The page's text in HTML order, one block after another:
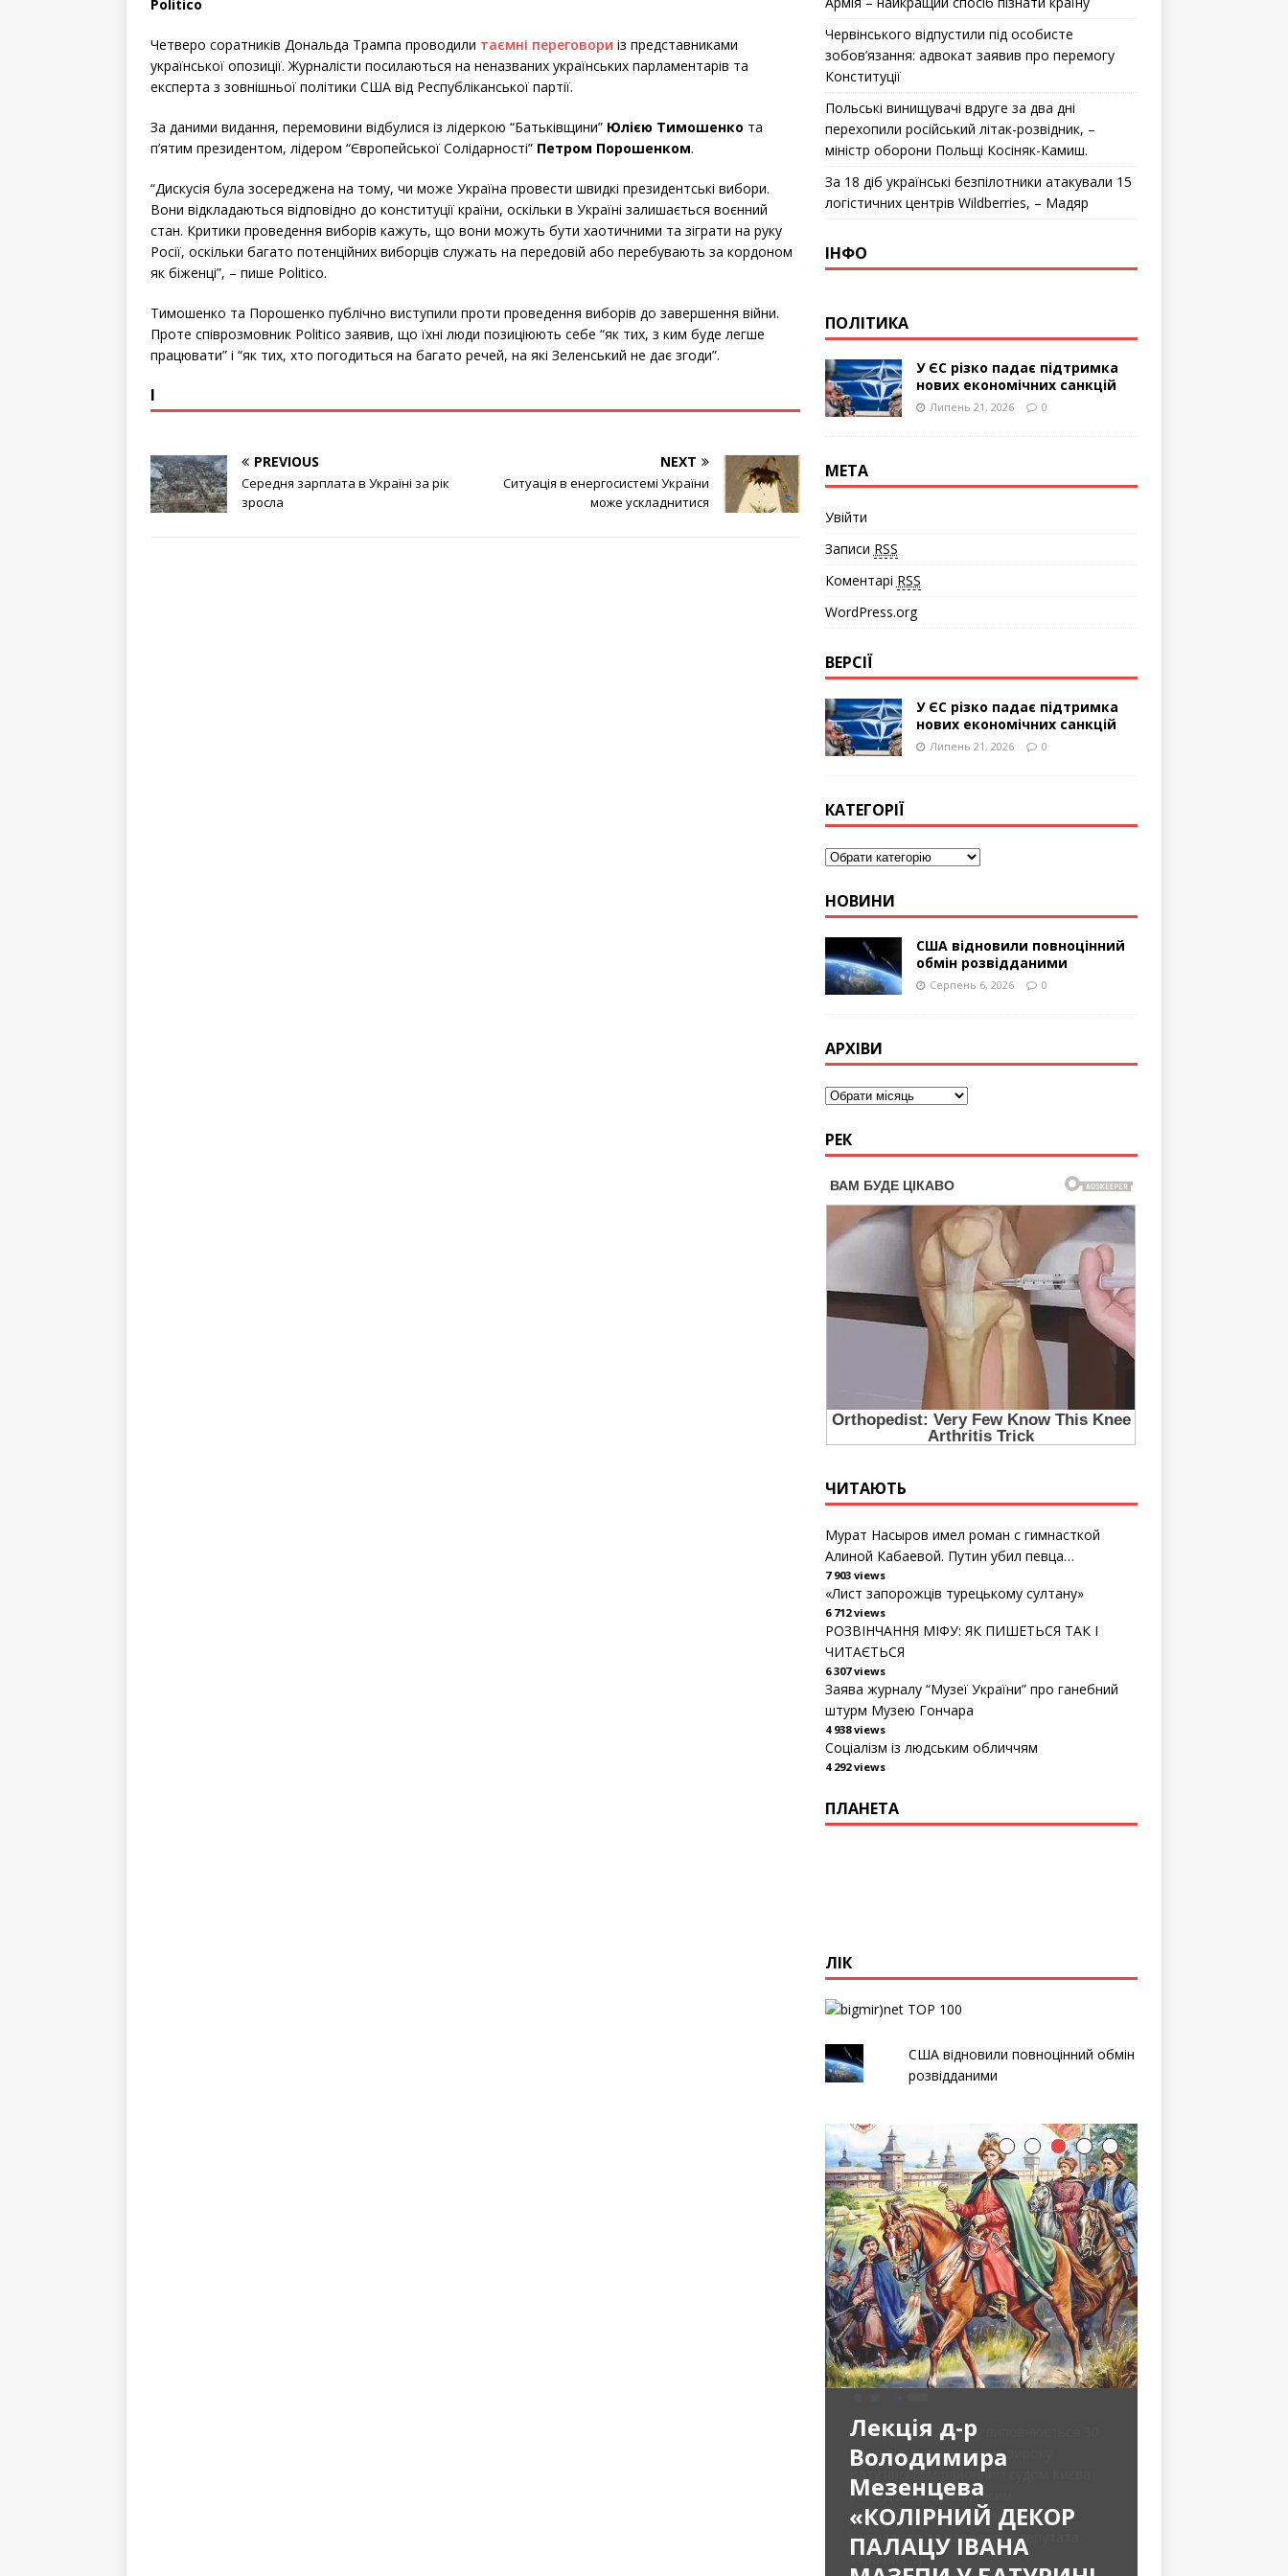
o
k r
Politico
Четверо соратників Дональда Трампа проводили таємні переговори із представниками
української опозиції. Журналісти посилаються на неназваних українських парламентарів та
експерта з зовнішньої політики США від Республіканської партії.
За даними видання, перемовини відбулися із лідеркою “Батьківщини” Юлією Тимошенко та
п’ятим президентом, лідером “Європейської Солідарності” Петром Порошенком.
“Дискусія була зосереджена на тому, чи може Україна провести швидкі президентські вибори.
Вони відкладаються відповідно до конституції країни, оскільки в Україні залишається воєнний
стан. Критики проведення виборів кажуть, що вони можуть бути хаотичними та зіграти на руку
Росії, оскільки багато потенційних виборців служать на передовій або перебувають за кордоном
як біженці”, – пише Politico.
Тимошенко та Порошенко публічно виступили проти проведення виборів до завершення війни.
Проте співрозмовник Politico заявив, що їхні люди позиціюють себе “як тих, з ким буде легше
працювати” і “як тих, хто погодиться на багато речей, на які Зеленський не дає згоди”.
І
PREVIOUS
Середня зарплата в Україні за рік
зросла
NEXT
Ситуація в енергосистемі України
може ускладнитися
Червінського відпустили під особисте
зобов’язання: адвокат заявив про перемогу
Конституції
Польські винищувачі вдруге за два дні
перехопили російський літак-розвідник, –
міністр оборони Польщі Косіняк-Камиш.
За 18 діб українські безпілотники атакували 15
логістичних центрів Wildberries, – Мадяр
ІНФО
ПОЛІТИКА
У ЄС різко падає підтримка
нових економічних санкцій
Липень 21, 2026 0
МЕТА
Увійти
Записи RSS
Коментарі RSS
WordPress.org
ВЕРСІЇ
У ЄС різко падає підтримка
нових економічних санкцій
Липень 21, 2026 0
КАТЕГОРІЇ
НОВИНИ
США відновили повноцінний
обмін розвідданими
Серпень 6, 2026 0
АРХІВИ
РЕК
ЧИТАЮТЬ
Мурат Насыров имел роман с гимнасткой
Алиной Кабаевой. Путин убил певца…
7 903 views
«Лист запорожців турецькому султану»
6 712 views
РОЗВІНЧАННЯ МІФУ: ЯК ПИШЕТЬСЯ ТАК І
ЧИТАЄТЬСЯ
6 307 views
Заява журналу “Музеї України” про ганебний
штурм Музею Гончара
4 938 views
Соціалізм із людським обличчям
4 292 views
ПЛАНЕТА
ЛІК
США відновили повноцінний обмін
розвідданими
Лекція д-р
Володимира
Мезенцева
«КОЛІРНИЙ ДЕКОР
ПАЛАЦУ ІВАНА